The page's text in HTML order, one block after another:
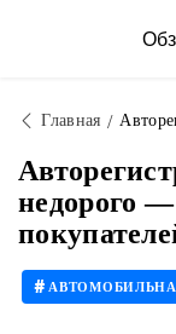
Главная
недорого
#